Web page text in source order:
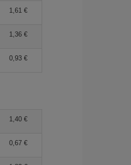
1,61 €
1,36 €
0,93 €
1,40 €
0,67 €